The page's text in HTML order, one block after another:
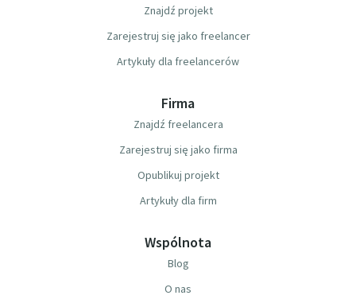
Znajdź projekt
Zarejestruj się jako freelancer
Artykuły dla freelancerów
Firma
Znajdź freelancera
Zarejestruj się jako firma
Opublikuj projekt
Artykuły dla firm
Wspólnota
Blog
O nas